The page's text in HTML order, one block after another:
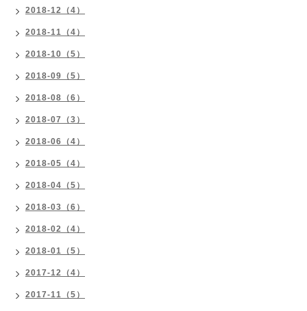
2018-12（4）
2018-11（4）
2018-10（5）
2018-09（5）
2018-08（6）
2018-07（3）
2018-06（4）
2018-05（4）
2018-04（5）
2018-03（6）
2018-02（4）
2018-01（5）
2017-12（4）
2017-11（5）